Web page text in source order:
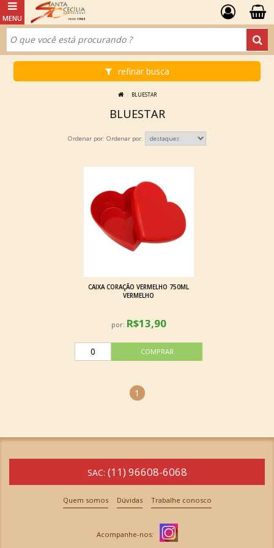
refinar busca
BLUESTAR
BLUESTAR
Ordenar por:
CAIXA CORAÇÃO VERMELHO 750ML
VERMELHO
por: R$13,90
1
SAC: (11) 96608-6068
Quem somos Dúvidas Trabalhe conosco